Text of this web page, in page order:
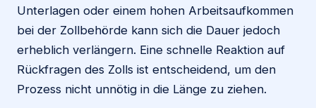
Unterlagen oder einem hohen Arbeitsaufkommen
bei der Zollbehörde kann sich die Dauer jedoch
erheblich verlängern. Eine schnelle Reaktion auf
Rückfragen des Zolls ist entscheidend, um den
Prozess nicht unnötig in die Länge zu ziehen.